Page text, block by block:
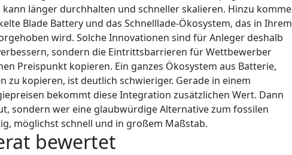
länger durchhalten und schneller skalieren. Hinzu
Blade Battery und das Schnelllade-Ökosystem, das in Ihrem
wird. Solche Innovationen sind für Anleger deshalb
sondern die Eintrittsbarrieren für Wettbewerber
Preispunkt kopieren. Ein ganzes Ökosystem aus Batterie,
kopieren, ist deutlich schwieriger. Gerade in einem
bekommt diese Integration zusätzlichen Wert. Dann
sondern wer eine glaubwürdige Alternative zum fossilen
möglichst schnell und in großem Maßstab.
bewertet